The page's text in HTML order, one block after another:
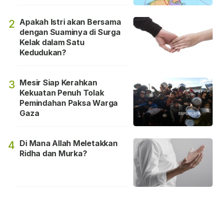
2 Apakah Istri akan Bersama
dengan Suaminya di Surga
Kelak dalam Satu
Kedudukan?
3 Mesir Siap Kerahkan
Kekuatan Penuh Tolak
Pemindahan Paksa Warga
Gaza
4 Di Mana Allah Meletakkan
Ridha dan Murka?